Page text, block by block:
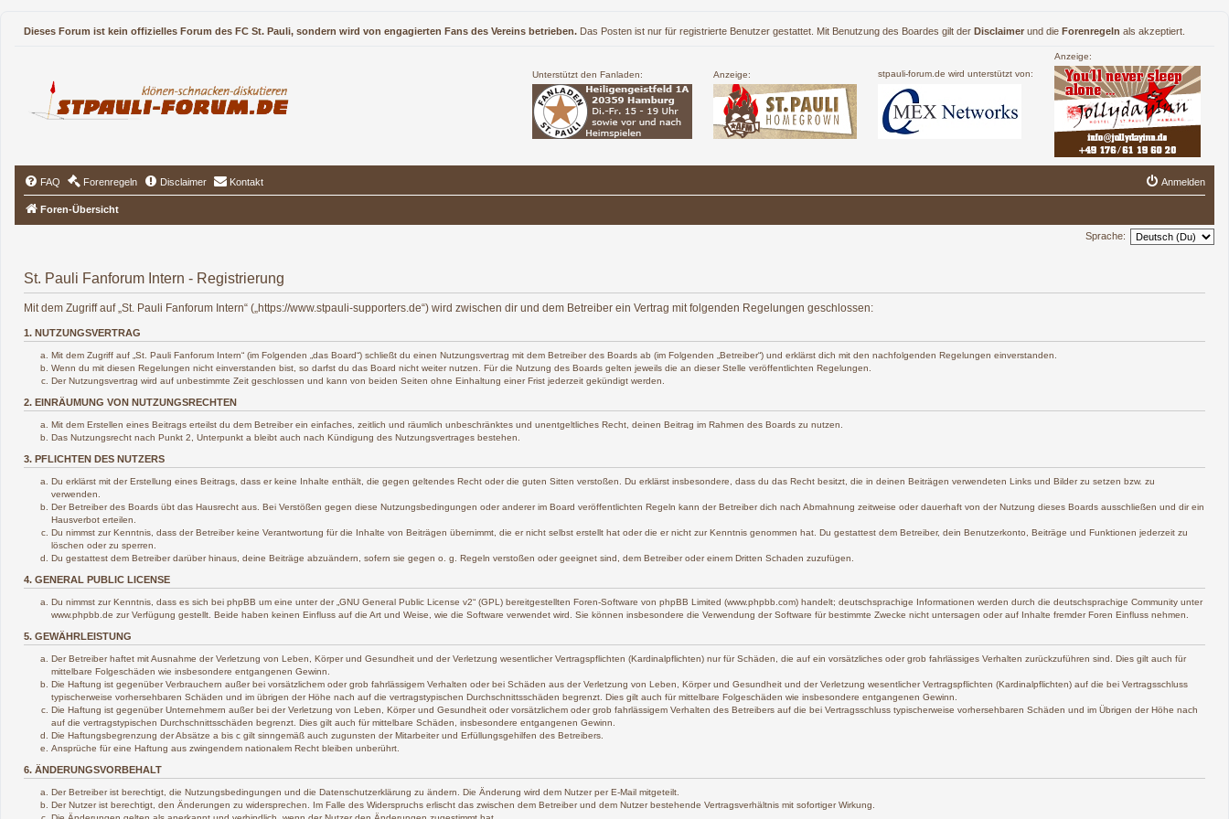
Dieses Forum ist kein offizielles Forum des FC St. Pauli, sondern wird von engagierten Fans des Vereins betrieben. Das Posten ist nur für registrierte Benutzer gestattet. Mit Benutzung des Boardes gilt der Disclaimer und die Forenregeln als akzeptiert.
Unterstützt den Fanladen: Anzeige: stpauli-forum.de wird unterstützt von:
Anzeige:
FAQ Forenregeln Disclaimer Kontakt Anmelden
Foren-Übersicht
Sprache:
St. Pauli Fanforum Intern - Registrierung
Mit dem Zugriff auf „St. Pauli Fanforum Intern“ („https://www.stpauli-supporters.de“) wird zwischen dir und dem Betreiber ein Vertrag mit folgenden Regelungen geschlossen:
1. NUTZUNGSVERTRAG
Mit dem Zugriff auf „St. Pauli Fanforum Intern“ (im Folgenden „das Board“) schließt du einen Nutzungsvertrag mit dem Betreiber des Boards ab (im Folgenden „Betreiber“) und erklärst dich mit den nachfolgenden Regelungen einverstanden.
Wenn du mit diesen Regelungen nicht einverstanden bist, so darfst du das Board nicht weiter nutzen. Für die Nutzung des Boards gelten jeweils die an dieser Stelle veröffentlichten Regelungen.
Der Nutzungsvertrag wird auf unbestimmte Zeit geschlossen und kann von beiden Seiten ohne Einhaltung einer Frist jederzeit gekündigt werden.
2. EINRÄUMUNG VON NUTZUNGSRECHTEN
Mit dem Erstellen eines Beitrags erteilst du dem Betreiber ein einfaches, zeitlich und räumlich unbeschränktes und unentgeltliches Recht, deinen Beitrag im Rahmen des Boards zu nutzen.
Das Nutzungsrecht nach Punkt 2, Unterpunkt a bleibt auch nach Kündigung des Nutzungsvertrages bestehen.
3. PFLICHTEN DES NUTZERS
Du erklärst mit der Erstellung eines Beitrags, dass er keine Inhalte enthält, die gegen geltendes Recht oder die guten Sitten verstoßen. Du erklärst insbesondere, dass du das Recht besitzt, die in deinen Beiträgen verwendeten Links und Bilder zu setzen bzw. zu
verwenden.
Der Betreiber des Boards übt das Hausrecht aus. Bei Verstößen gegen diese Nutzungsbedingungen oder anderer im Board veröffentlichten Regeln kann der Betreiber dich nach Abmahnung zeitweise oder dauerhaft von der Nutzung dieses Boards ausschließen und dir ein
Hausverbot erteilen.
Du nimmst zur Kenntnis, dass der Betreiber keine Verantwortung für die Inhalte von Beiträgen übernimmt, die er nicht selbst erstellt hat oder die er nicht zur Kenntnis genommen hat. Du gestattest dem Betreiber, dein Benutzerkonto, Beiträge und Funktionen jederzeit zu
löschen oder zu sperren.
Du gestattest dem Betreiber darüber hinaus, deine Beiträge abzuändern, sofern sie gegen o. g. Regeln verstoßen oder geeignet sind, dem Betreiber oder einem Dritten Schaden zuzufügen.
4. GENERAL PUBLIC LICENSE
Du nimmst zur Kenntnis, dass es sich bei phpBB um eine unter der „ GNU General Public License v2“ (GPL) bereitgestellten Foren-Software von phpBB Limited (www.phpbb.com) handelt; deutschsprachige Informationen werden durch die deutschsprachige Community unter
www.phpbb.de zur Verfügung gestellt. Beide haben keinen Einfluss auf die Art und Weise, wie die Software verwendet wird. Sie können insbesondere die Verwendung der Software für bestimmte Zwecke nicht untersagen oder auf Inhalte fremder Foren Einfluss nehmen.
5. GEWÄHRLEISTUNG
Der Betreiber haftet mit Ausnahme der Verletzung von Leben, Körper und Gesundheit und der Verletzung wesentlicher Vertragspflichten (Kardinalpflichten) nur für Schäden, die auf ein vorsätzliches oder grob fahrlässiges Verhalten zurückzuführen sind. Dies gilt auch für
mittelbare Folgeschäden wie insbesondere entgangenen Gewinn.
Die Haftung ist gegenüber Verbrauchern außer bei vorsätzlichem oder grob fahrlässigem Verhalten oder bei Schäden aus der Verletzung von Leben, Körper und Gesundheit und der Verletzung wesentlicher Vertragspflichten (Kardinalpflichten) auf die bei Vertragsschluss
typischerweise vorhersehbaren Schäden und im übrigen der Höhe nach auf die vertragstypischen Durchschnittsschäden begrenzt. Dies gilt auch für mittelbare Folgeschäden wie insbesondere entgangenen Gewinn.
Die Haftung ist gegenüber Unternehmern außer bei der Verletzung von Leben, Körper und Gesundheit oder vorsätzlichem oder grob fahrlässigem Verhalten des Betreibers auf die bei Vertragsschluss typischerweise vorhersehbaren Schäden und im Übrigen der Höhe nach
auf die vertragstypischen Durchschnittsschäden begrenzt. Dies gilt auch für mittelbare Schäden, insbesondere entgangenen Gewinn.
Die Haftungsbegrenzung der Absätze a bis c gilt sinngemäß auch zugunsten der Mitarbeiter und Erfüllungsgehilfen des Betreibers.
Ansprüche für eine Haftung aus zwingendem nationalem Recht bleiben unberührt.
6. ÄNDERUNGSVORBEHALT
Der Betreiber ist berechtigt, die Nutzungsbedingungen und die Datenschutzerklärung zu ändern. Die Änderung wird dem Nutzer per E-Mail mitgeteilt.
Der Nutzer ist berechtigt, den Änderungen zu widersprechen. Im Falle des Widerspruchs erlischt das zwischen dem Betreiber und dem Nutzer bestehende Vertragsverhältnis mit sofortiger Wirkung.